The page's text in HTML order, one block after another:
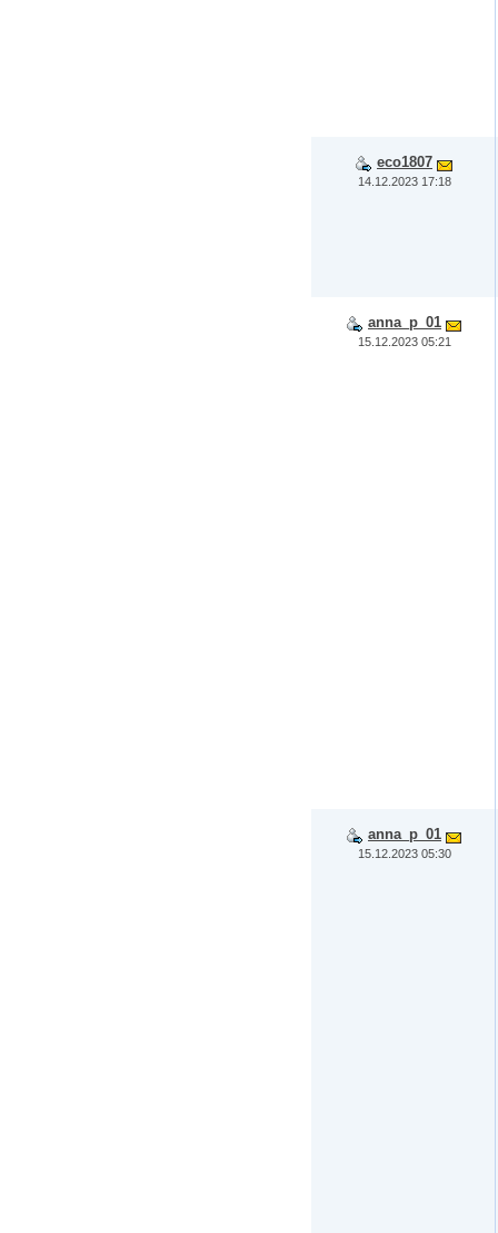
eco1807
14.12.2023 17:18
anna_p_01
15.12.2023 05:21
anna_p_01
15.12.2023 05:30